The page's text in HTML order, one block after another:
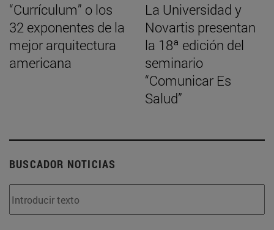
“Currículum” o los
32 exponentes de la
mejor arquitectura
americana
La Universidad y
Novartis presentan
la 18ª edición del
seminario
“Comunicar Es
Salud”
BUSCADOR NOTICIAS